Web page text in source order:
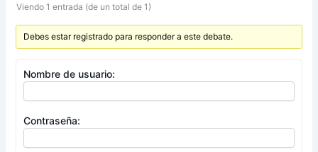
Viendo 1 entrada (de un total de 1)
Debes estar registrado para responder a este debate.
Nombre de usuario:
Contraseña: